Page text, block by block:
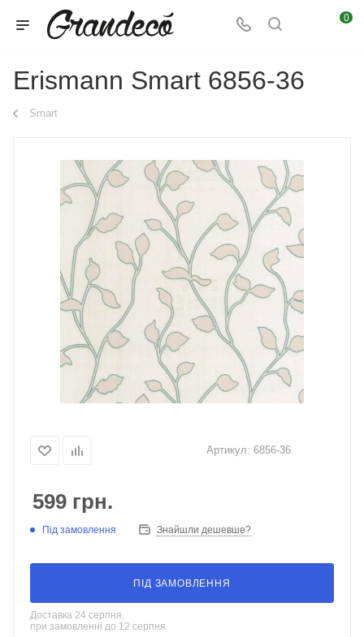
0
Erismann Smart 6856-36
Smart
Артикул: 6856-36
599 грн.
Під замовлення Знайшли дешевше?
ПІД ЗАМОВЛЕННЯ
Доставка 24 серпня,
при замовленні до 12 серпня